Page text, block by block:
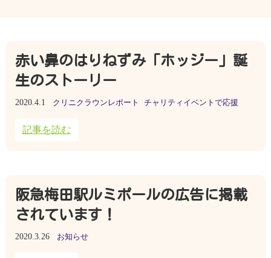
赤い鼻のはりねずみ「ホッジー」誕
生のストーリー
2020.4.1 クリニクラウンレポート チャリティイベントで応援
記事を読む
阪急梅田駅ルミポールの広告に掲載
されています！
2020.3.26 お知らせ